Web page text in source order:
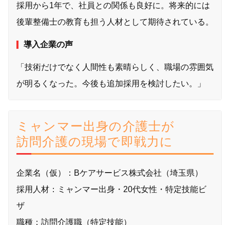
採用から1年で、社員との関係も良好に。将来的には
後輩整備士の教育も担う人材として期待されている。
導入企業の声
「技術だけでなく人間性も素晴らしく、職場の雰囲気
が明るくなった。今後も追加採用を検討したい。」
ミャンマー出身の介護士が
訪問介護の現場で即戦力に
企業名（仮）：Bケアサービス株式会社（埼玉県）
採用人材：ミャンマー出身・20代女性・特定技能ビ
ザ
職種：訪問介護職（特定技能）